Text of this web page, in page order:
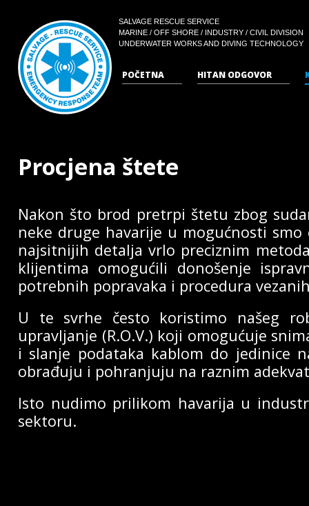
SALVAGE RESCUE SERVICE
MARINE / OFF SHORE / INDUSTRY / CIVIL DIVISION
UNDERWATER WORKS AND DIVING TECHNOLOGY
POČETNA HITAN ODGOVOR
Procjena štete
Nakon što brod pretrpi štetu zbog
neke druge havarije u mogućnosti
najsitnijih detalja vrlo preciznim
klijentima omogućili donošenje
potrebnih popravaka i procedura
U te svrhe često koristimo našeg
upravljanje (R.O.V.) koji omogućuje
i slanje podataka kablom do jedinice
obrađuju i pohranjuju na raznim
Isto nudimo prilikom havarija u
sektoru.